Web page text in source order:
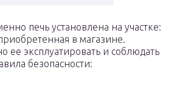
печь установлена на участке:
в магазине.
ее эксплуатировать и соблюдать
безопасности: